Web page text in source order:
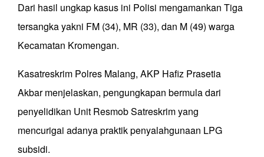
Dari hasil ungkap kasus ini Polisi mengamankan Tiga
tersangka yakni FM (34), MR (33), dan M (49) warga
Kecamatan Kromengan.
Kasatreskrim Polres Malang, AKP Hafiz Prasetia
Akbar menjelaskan, pengungkapan bermula dari
penyelidikan Unit Resmob Satreskrim yang
mencurigai adanya praktik penyalahgunaan LPG
subsidi.